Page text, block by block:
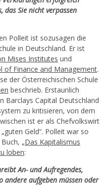
das Sie nicht verpassen
Polleit ist sozusagen die
in Deutschland. Er ist
Mises Institutes und
of Finance and Management.
der Österreichischen Schule
beschrieb. Erstaunlich
Barclays Capital Deutschland
zu kritisieren, von dem
ist er als Chefvolkswirt
Geld“. Polleit war so
„Das Kapitalismus
loben:
An- und Aufregendes,
andere aufgeben müssen oder